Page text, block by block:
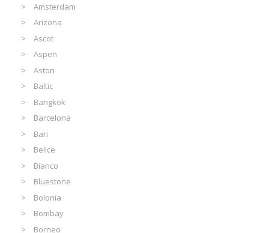
Amsterdam
Arizona
Ascot
Aspen
Aston
Baltic
Bangkok
Barcelona
Bari
Belice
Bianco
Bluestone
Bolonia
Bombay
Borneo